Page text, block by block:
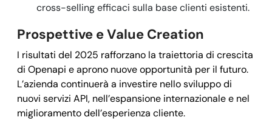
cross-selling efficaci sulla base clienti esistenti.
Prospettive e Value Creation
I risultati del 2025 rafforzano la traiettoria di crescita
di Openapi e aprono nuove opportunità per il futuro.
L’azienda continuerà a investire nello sviluppo di
nuovi servizi API, nell’espansione internazionale e nel
miglioramento dell’esperienza cliente.